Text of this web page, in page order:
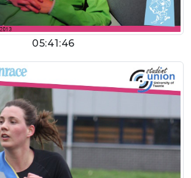
05:41:46